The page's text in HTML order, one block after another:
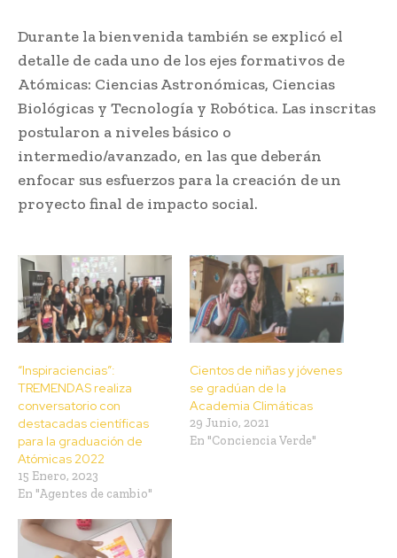
Durante la bienvenida también se explicó el
detalle de cada uno de los ejes formativos de
Atómicas: Ciencias Astronómicas, Ciencias
Biológicas y Tecnología y Robótica. Las inscritas
postularon a niveles básico o
intermedio/avanzado, en las que deberán
enfocar sus esfuerzos para la creación de un
proyecto final de impacto social.
“Inspiraciencias”:
TREMENDAS realiza
conversatorio con
destacadas científicas
para la graduación de
Atómicas 2022
15 Enero, 2023
En "Agentes de cambio"
Cientos de niñas y jóvenes
se gradúan de la
Academia Climáticas
29 Junio, 2021
En "Conciencia Verde"